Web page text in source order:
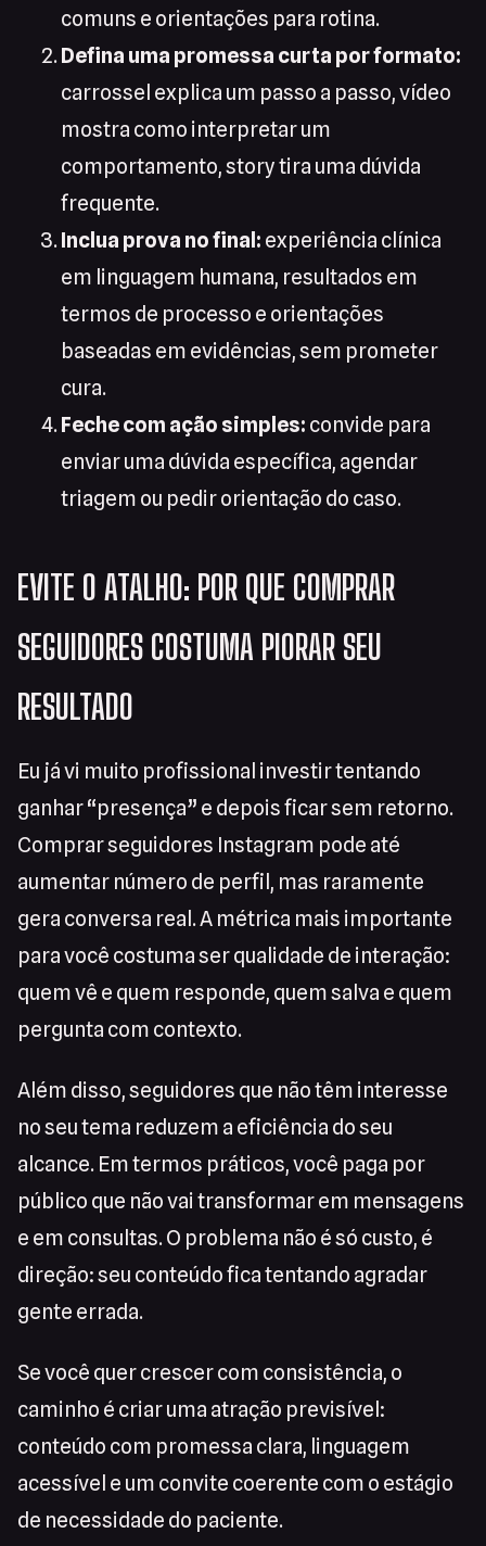
comuns e orientações para rotina.
Defina uma promessa curta por formato:
carrossel explica um passo a passo, vídeo
mostra como interpretar um
comportamento, story tira uma dúvida
frequente.
Inclua prova no final: experiência clínica
em linguagem humana, resultados em
termos de processo e orientações
baseadas em evidências, sem prometer
cura.
Feche com ação simples: convide para
enviar uma dúvida específica, agendar
triagem ou pedir orientação do caso.
EVITE O ATALHO: POR QUE COMPRAR
SEGUIDORES COSTUMA PIORAR SEU
RESULTADO
Eu já vi muito profissional investir tentando
ganhar “presença” e depois ficar sem retorno.
Comprar seguidores Instagram pode até
aumentar número de perfil, mas raramente
gera conversa real. A métrica mais importante
para você costuma ser qualidade de interação:
quem vê e quem responde, quem salva e quem
pergunta com contexto.
Além disso, seguidores que não têm interesse
no seu tema reduzem a eficiência do seu
alcance. Em termos práticos, você paga por
público que não vai transformar em mensagens
e em consultas. O problema não é só custo, é
direção: seu conteúdo fica tentando agradar
gente errada.
Se você quer crescer com consistência, o
caminho é criar uma atração previsível:
conteúdo com promessa clara, linguagem
acessível e um convite coerente com o estágio
de necessidade do paciente.